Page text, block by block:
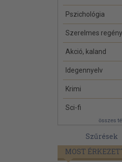
Pszichológia
Szerelmes
Akció, kaland
Idegennyelv
Krimi
Sci-fi
összes
Szűrések
MOST